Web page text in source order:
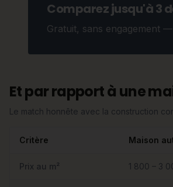
Comparez jusqu'à 3
Gratuit, sans engagement
Et par rapport à une
Le match honnête avec la construction
Critère Maison
Prix au m² 1 800 – 3